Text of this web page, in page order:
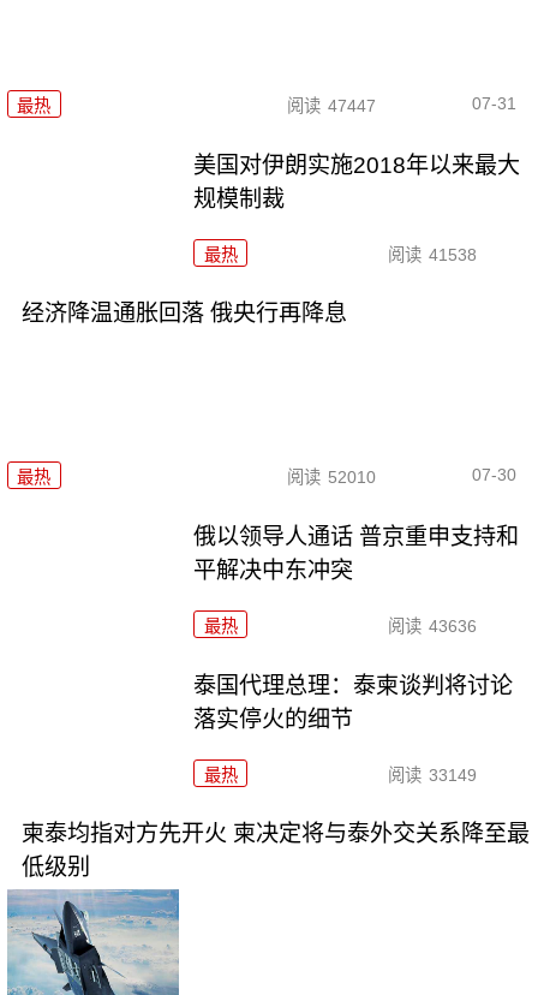
最热 阅读 47447 07-31
美国对伊朗实施2018年以来最大
规模制裁
最热 阅读 41538
经济降温通胀回落 俄央行再降息
最热 阅读 52010 07-30
俄以领导人通话 普京重申支持和
平解决中东冲突
最热 阅读 43636
泰国代理总理：泰柬谈判将讨论
落实停火的细节
最热 阅读 33149
柬泰均指对方先开火 柬决定将与泰外交关系降至最
低级别